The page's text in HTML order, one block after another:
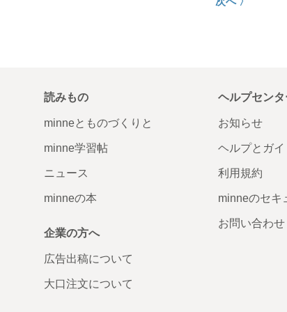
読みもの
minneとものづくりと
minne学習帖
ニュース
minneの本
企業の方へ
広告出稿について
大口注文について
ヘルプセンタ
お知らせ
ヘルプとガイ
利用規約
minneのセキ
お問い合わせ